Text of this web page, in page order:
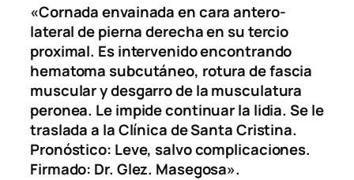
«Cornada envainada en cara antero-
lateral de pierna derecha en su tercio
proximal. Es intervenido encontrando
hematoma subcutáneo, rotura de fascia
muscular y desgarro de la musculatura
peronea. Le impide continuar la lidia. Se le
traslada a la Clínica de Santa Cristina.
Pronóstico: Leve, salvo complicaciones.
Firmado: Dr. Glez. Masegosa».